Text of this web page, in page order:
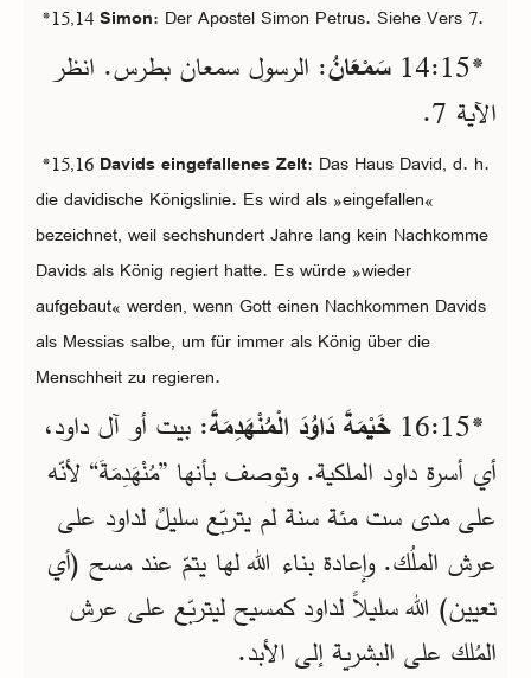
*15,14Simon: Der Apostel Simon Petrus. Siehe Vers 7.
*15‏:14 سَمْعَانُ: الرسول سمعان بطرس. انظر
الآية 7.
*15,16 Davids eingefallenes Zelt: Das Haus David, d. h.
die davidische Königslinie. Es wird als »eingefallen«
bezeichnet, weil sechshundert Jahre lang kein Nachkomme
Davids als König regiert hatte. Es würde »wieder
aufgebaut« werden, wenn Gott einen Nachkommen Davids
als Messias salbe, um für immer als König über die
Menschheit zu regieren.
*15‏:16 خَيْمَةَ دَاوُدَ الْمُنْهَدِمَةَ: بيت أو آل داود،
أي أسرة داود الملكية. وتوصف بأنها ”مُنْهَدِمَةَ“ لأنّه
على مدى ست مئة سنة لم يتربّع سليلٌ لداود على
عرش الملُك. وإعادة بناء الله لها يتمّ عند مسح (أي
تعيين) الله سليلاً لداود كمسيح ليتربّع على عرش
المُلك على البشرية إلى الأبد.